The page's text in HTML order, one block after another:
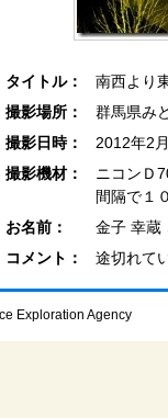
タイトル：
南西より
撮影場所：
群馬県み
撮影日時：
2012年2
撮影機材：
ニコンＤ
間隔で１
お名前：
金子 幸蔵
コメント：
途切れて
Exploration Agency